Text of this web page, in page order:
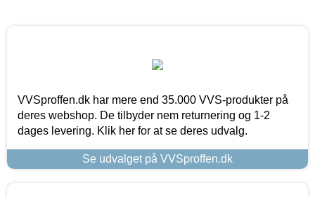
VVSproffen.dk har mere end 35.000 VVS-produkter på
deres webshop. De tilbyder nem returnering og 1-2
dages levering. Klik her for at se deres udvalg.
Se udvalget på VVSproffen.dk